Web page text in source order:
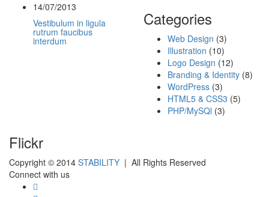
14/07/2013
Vestibulum in ligula
rutrum faucibus
interdum
Categories
Web Design (3)
Illustration (10)
Logo Design (12)
Branding & Identity (8)
WordPress (3)
HTML5 & CSS3 (5)
PHP/MySQl (3)
Flickr
Copyright © 2014 STABILITY | All Rights Reserved
Connect with us